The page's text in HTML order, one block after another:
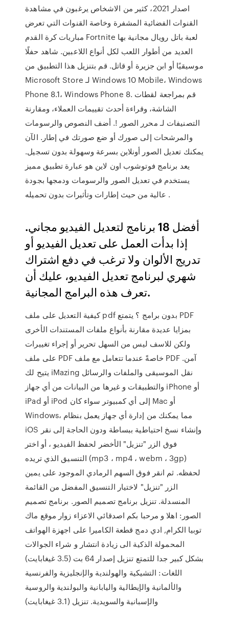
اصدار 2021، كثير من الاشخاص يرغبون في مشاهدة
القنوات الفضائية المشفرة وخاصة القنوات التي تعرض
مباريات كرة القدم Fortnite لعبة باتل رويال مجانية بها
العديد من أطوار اللعب لكل أنواع اللاعبين. شاهد حفلًا
موسيقيًا أو ابن جزيرة أو قاتل. قم بتنزيل هذا التطبيق من
Microsoft Store لـ Windows 10 Mobile، Windows
Phone 8.1، Windows Phone 8. قم بمراجعة لقطات
الشاشة، وقراءة أحدث تقييمات العملاء، ومقارنة
التصنيفات لـ محرر الصور !. أضف النصوص والرسومات
والمرشحات إلى صورك أو ضع صورتك في إطار. الآن
يمكنك تعديل الصور أونلاين بسرعة وسهولة بدون تسجيل.
يعد برنامج فوتوشوب اون لاين هو عبارة تطبيق مميز
يستخدم في تعديل الصور والرسومات ودمجها بجودة
عالية من حيث إطارات وتأثيرات بدون تحميله .
أفضل 18 برنامج لتعديل الفيديو مجاني.
إذا بدأت العمل على تعديل الفيديو أو
تدريج الألوان ولا ترغب في دفع اشتراك
شهري لبرنامج تعديل الفيديو، عليك أن
تعرف هذه البرامج المجانية.
كيفية التعديل على ملف pdf بدون برامج ؟ يتمتع PDF
بمزايا عديدة مقارنة بأنواع ملفات المستندات الأخرى
ولكن للاسف ليس من السهل تحرير أو إجراء تغييرات
على ملف PDF خاصةً عندما تتعامل مع ملف PDF آمن.
يتيح لك iMazing نقل الموسيقى والملفات والرسائل
والتطبيقات و غيرها من البيانات من أي جهاز iPhone أو
iPad أو iPod إلى أي كمبيوتر سواء كان Mac أو
Windows، مما يمكنك من إدارة أي جهاز يعمل بنظام
iOS وإنشاء نسخ احتياطية ببساطة ودون الحاجة إلى نقر
فوق الزر "تنزيل" الأخضر لحفظ الفيديو ، أو اختر
التنسيق الذي تريده (mp3 ، mp4 ، webm ، 3gp)
لحفظه. ثم انقر فوق السهم الرمادي الموجود على يمين
الزر "تنزيل" لاختيار التنسيق المفضل من القائمة
المنسدلة. تنزيل برنامج تصميم الصور. برنامج تصميم
الصور: اهلا و مرحبا بكم اصدقائي الاعزاء زوار موقع ماك
توبيا الكرام, ادي دمج قطعة الكاميرا على اجهزة الهواتف
المحمولة الذكية الى زيادة انتشار و شراء الجوالات
بشكل كبير جدا للتمتع تنزيل إصدار 64 بت (3.5 غيغابايت)
اللغات: التشيكية والهولندية والإنجليزية والفرنسية
والألمانية والإيطالية واليابانية والبولندية والروسية
والإسبانية والسويدية. تنزيل (3.1 غيغابايت)